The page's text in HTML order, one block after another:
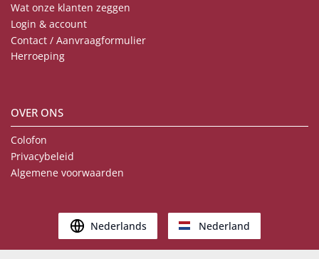
Wat onze klanten zeggen
Login & account
Contact / Aanvraagformulier
Herroeping
OVER ONS
Colofon
Privacybeleid
Algemene voorwaarden
Nederlands Nederland